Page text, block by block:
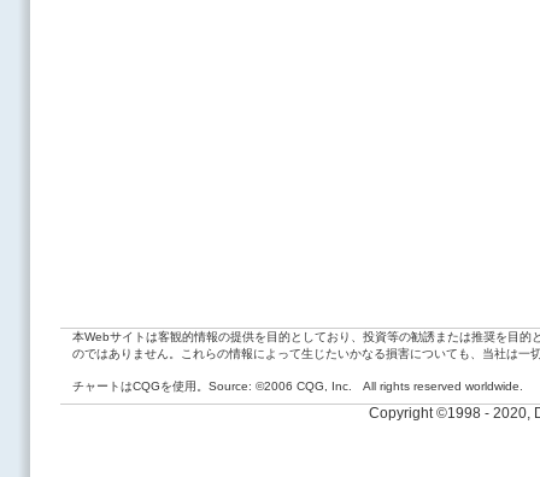
本Webサイトは客観的情報の提供を目的としており、投資等の勧誘または推奨を目
のではありません。これらの情報によって生じたいかなる損害についても、当社は一
チャートはCQGを使用。Source: ©2006 CQG, Inc. All rights reserved worldwide.
Copyright ©1998 - 2020,